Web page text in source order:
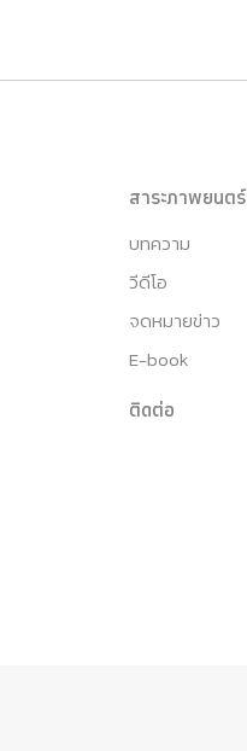
สาระภาพยนตร์
บทความ
วีดีโอ
จดหมายข่าว
E-book
ติดต่อ